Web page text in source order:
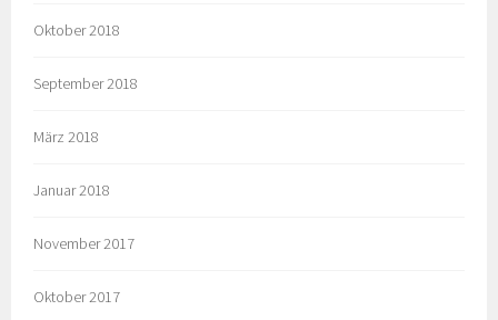
Oktober 2018
September 2018
März 2018
Januar 2018
November 2017
Oktober 2017